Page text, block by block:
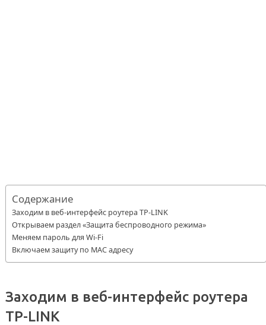
Содержание
Заходим в веб-интерфейс роутера TP-LINK
Открываем раздел «Защита беспроводного режима»
Меняем пароль для Wi-Fi
Включаем защиту по MAC адресу
Заходим в веб-интерфейс роутера
TP-LINK